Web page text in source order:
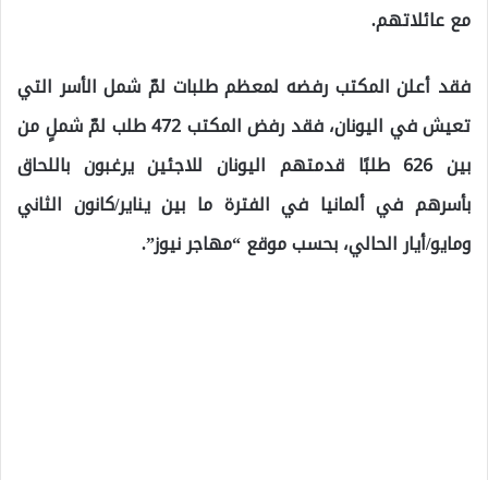
مع عائلاتهم.
فقد أعلن المكتب رفضه لمعظم طلبات لمّ شمل الأسر التي
تعيش في اليونان، فقد رفض المكتب 472 طلب لمّ شملٍ من
بين 626 طلبًا قدمتهم اليونان للاجئين يرغبون باللحاق
بأسرهم في ألمانيا في الفترة ما بين يناير/كانون الثاني
ومايو/أيار الحالي، بحسب موقع “مهاجر نيوز”.